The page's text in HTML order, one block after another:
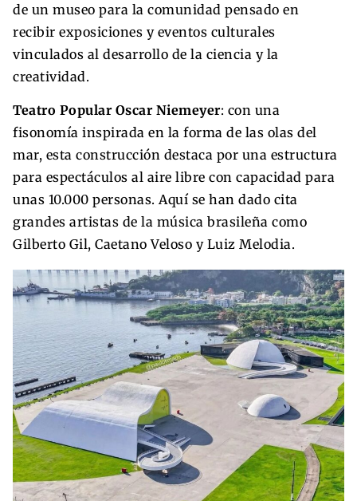
de un museo para la comunidad pensado en
recibir exposiciones y eventos culturales
vinculados al desarrollo de la ciencia y la
creatividad.
Teatro Popular Oscar Niemeyer: con una
fisonomía inspirada en la forma de las olas del
mar, esta construcción destaca por una estructura
para espectáculos al aire libre con capacidad para
unas 10.000 personas. Aquí se han dado cita
grandes artistas de la música brasileña como
Gilberto Gil, Caetano Veloso y Luiz Melodia.